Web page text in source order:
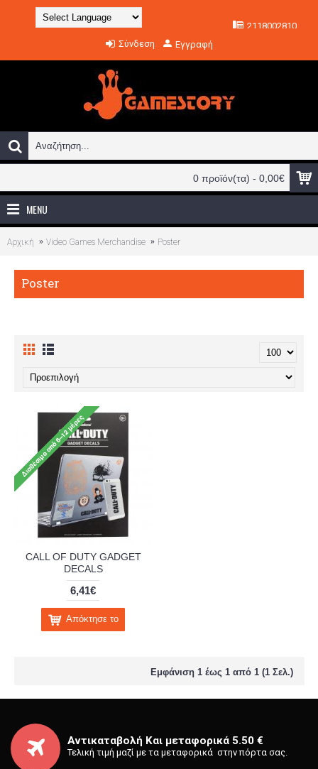
Translate
2118002810
Σύνδεση
Εγγραφή
0 προϊόν(τα) - 0,00€
MENU
Αρχική Video Games Merchandise Poster
Poster
CALL OF DUTY GADGET
DECALS
6,41€
Απόκτησε το
Εμφάνιση 1 έως 1 από 1 (1 Σελ.)
Αντικαταβολή Και μεταφορικά 5.50 €
Τελική τιμή μαζί με τα μεταφορικά στην πόρτα σας.